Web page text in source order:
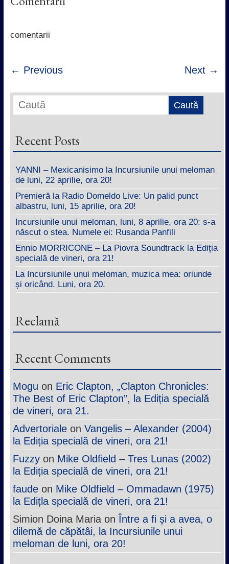
b
k
t
s
p
e
comentarii
← Previous Next →
Recent Posts
YANNI – Mexicanisimo la Incursiunile unui meloman
de luni, 22 aprilie, ora 20!
Premieră la Radio Domeldo Live: Un palid punct
albastru, luni, 15 aprilie, ora 20!
Incursiunile unui meloman, luni, 8 aprilie, ora 20: s-a
născut o stea. Numele ei: Rusanda Panfili
Ennio MORRICONE – La Piovra Soundtrack la Ediția
specială de vineri, ora 21!
La Incursiunile unui meloman, muzica mea: oriunde
și oricând. Luni, ora 20.
Reclamă
Recent Comments
Mogu on Eric Clapton, „Clapton Chronicles:
The Best of Eric Clapton”, la Ediția specială
de vineri, ora 21.
Advertorialeon Vangelis – Alexander (2004)
la Ediția specială de vineri, ora 21!
Fuzzyon Mike Oldfield – Tres Lunas (2002)
la Ediția specială de vineri, ora 21!
faudeon Mike Oldfield – Ommadawn (1975)
la Edițla specială de vineri, ora 21!
Simion Doina MariaonÎntre a fi și a avea, o
dilemă de căpătâi, la Incursiunile unui
meloman de luni, ora 20!